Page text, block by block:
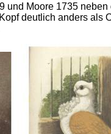
und Moore 1735
deutlich anders als